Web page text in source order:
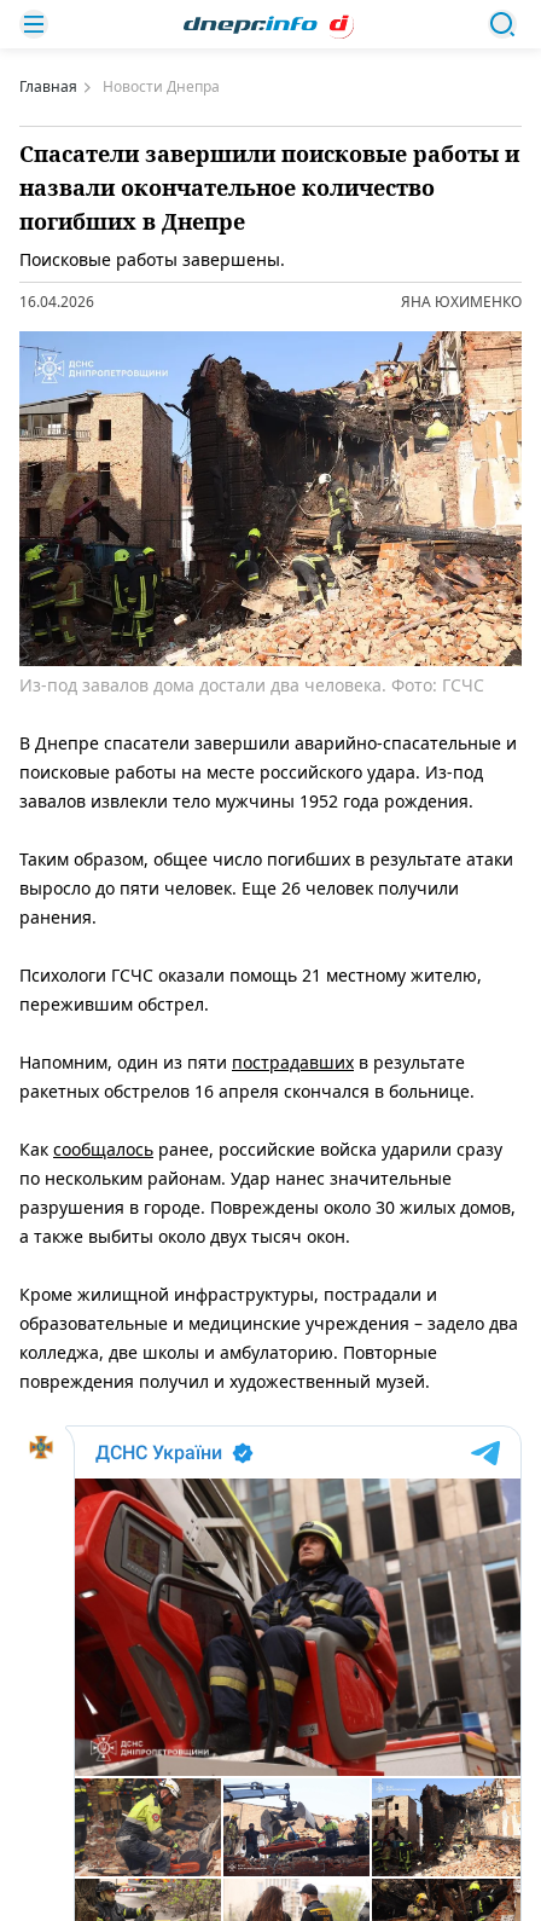
Главная Новости Днепра
Спасатели завершили поисковые работы и
назвали окончательное количество
погибших в Днепре
Поисковые работы завершены.
16.04.2026 ЯНА ЮХИМЕНКО
Из-под завалов дома достали два человека. Фото: ГСЧС
В Днепре спасатели завершили аварийно-спасательные и
поисковые работы на месте российского удара. Из-под
завалов извлекли тело мужчины 1952 года рождения.
Таким образом, общее число погибших в результате атаки
выросло до пяти человек. Еще 26 человек получили
ранения.
Психологи ГСЧС оказали помощь 21 местному жителю,
пережившим обстрел.
Напомним, один из пяти пострадавших в результате
ракетных обстрелов 16 апреля скончался в больнице.
Как сообщалось ранее, российские войска ударили сразу
по нескольким районам. Удар нанес значительные
разрушения в городе. Повреждены около 30 жилых домов,
а также выбиты около двух тысяч окон.
Кроме жилищной инфраструктуры, пострадали и
образовательные и медицинские учреждения – задело два
колледжа, две школы и амбулаторию. Повторные
повреждения получил и художественный музей.